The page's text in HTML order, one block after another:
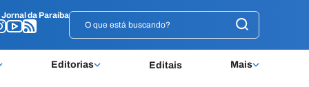
Jornal da Paraíba
Editorias Editais Mais
Jornal da Paraíba